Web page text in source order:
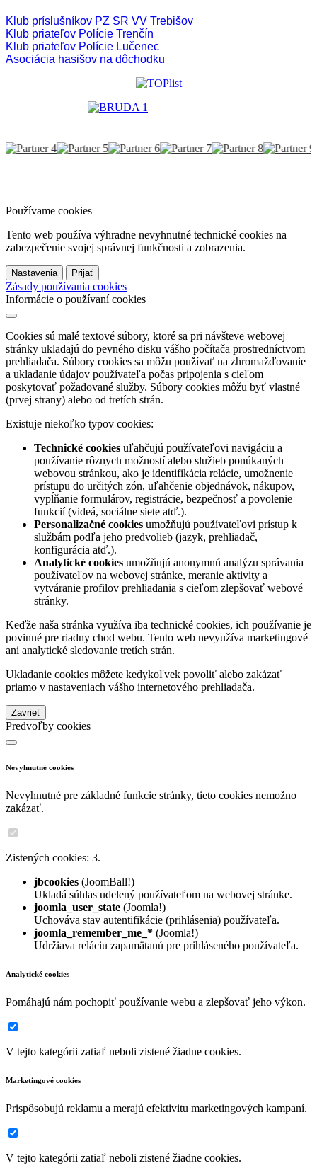
Klub príslušníkov PZ SR VV Trebišov
Klub priateľov Polície Trenčín
Klub priateľov Polície Lučenec
Asociácia hasišov na dôchodku
Používame cookies
Tento web používa výhradne nevyhnutné technické cookies na
zabezpečenie svojej správnej funkčnosti a zobrazenia.
Nastavenia Prijať
Zásady používania cookies
Informácie o používaní cookies
Cookies sú malé textové súbory, ktoré sa pri návšteve webovej
stránky ukladajú do pevného disku vášho počítača prostredníctvom
prehliadača. Súbory cookies sa môžu používať na zhromažďovanie
a ukladanie údajov používateľa počas pripojenia s cieľom
poskytovať požadované služby. Súbory cookies môžu byť vlastné
(prvej strany) alebo od tretích strán.
Existuje niekoľko typov cookies:
Technické cookies uľahčujú používateľovi navigáciu a
používanie rôznych možností alebo služieb ponúkaných
webovou stránkou, ako je identifikácia relácie, umožnenie
prístupu do určitých zón, uľahčenie objednávok, nákupov,
vypĺňanie formulárov, registrácie, bezpečnosť a povolenie
funkcií (videá, sociálne siete atď.).
Personalizačné cookies umožňujú používateľovi prístup k
službám podľa jeho predvolieb (jazyk, prehliadač,
konfigurácia atď.).
Analytické cookies umožňujú anonymnú analýzu správania
používateľov na webovej stránke, meranie aktivity a
vytváranie profilov prehliadania s cieľom zlepšovať webové
stránky.
Keďže naša stránka využíva iba technické cookies, ich používanie je
povinné pre riadny chod webu. Tento web nevyužíva marketingové
ani analytické sledovanie tretích strán.
Ukladanie cookies môžete kedykoľvek povoliť alebo zakázať
priamo v nastaveniach vášho internetového prehliadača.
Zavrieť
Predvoľby cookies
Nevyhnutné cookies
Nevyhnutné pre základné funkcie stránky, tieto cookies nemožno
zakázať.
Zistených cookies: 3.
jbcookies (JoomBall!)
Ukladá súhlas udelený používateľom na webovej stránke.
joomla_user_state (Joomla!)
Uchováva stav autentifikácie (prihlásenia) používateľa.
joomla_remember_me_* (Joomla!)
Udržiava reláciu zapamätanú pre prihláseného používateľa.
Analytické cookies
Pomáhajú nám pochopiť používanie webu a zlepšovať jeho výkon.
V tejto kategórii zatiaľ neboli zistené žiadne cookies.
Marketingové cookies
Prispôsobujú reklamu a merajú efektivitu marketingových kampaní.
V tejto kategórii zatiaľ neboli zistené žiadne cookies.